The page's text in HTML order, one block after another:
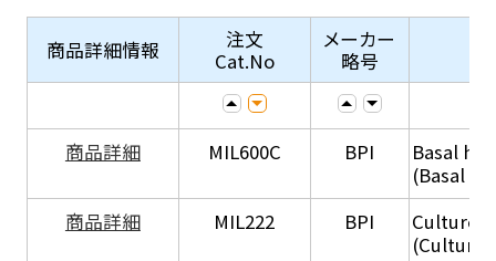
商品詳細情報
注文
Cat.No
メーカー
略号
商品詳細 MIL600C BPI
Basal
(Basal
商品詳細
MIL222 BPI
Culture
(Culture